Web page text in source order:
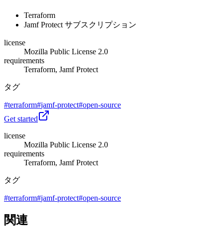
Terraform
Jamf Protect サブスクリプション
license
Mozilla Public License 2.0
requirements
Terraform, Jamf Protect
タグ
#terraform#jamf-protect#open-source
Get started
license
Mozilla Public License 2.0
requirements
Terraform, Jamf Protect
タグ
#terraform#jamf-protect#open-source
関連